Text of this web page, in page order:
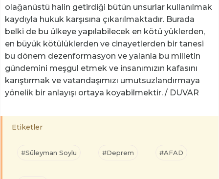
olağanüstü halin getirdiği bütün unsurlar kullanılmak
kaydıyla hukuk karşısına çıkarılmaktadır. Burada
belki de bu ülkeye yapılabilecek en kötü yüklerden,
en büyük kötülüklerden ve cinayetlerden bir tanesi
bu dönem dezenformasyon ve yalanla bu milletin
gündemini meşgul etmek ve insanımızın kafasını
karıştırmak ve vatandaşımızı umutsuzlandırmaya
yönelik bir anlayışı ortaya koyabilmektir. / DUVAR
Etiketler
#Süleyman Soylu #Deprem #AFAD